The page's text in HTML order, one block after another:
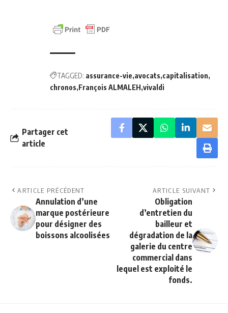
TAGGED: assurance-vie avocats capitalisation
chronos François ALMALEH vivaldi
Partager cet
article
ARTICLE PRÉCÉDENT
Annulation d’une
marque postérieure
pour désigner des
boissons alcoolisées
ARTICLE SUIVANT
Obligation
d’entretien du
bailleur et
dégradation de la
galerie du centre
commercial dans
lequel est exploité le
fonds.